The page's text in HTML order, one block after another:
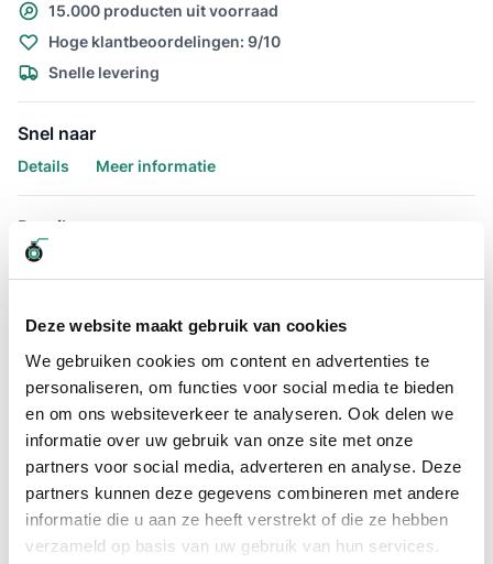
Deze website maakt gebruik van cookies
We gebruiken cookies om content en advertenties te
personaliseren, om functies voor social media te bieden
en om ons websiteverkeer te analyseren. Ook delen we
informatie over uw gebruik van onze site met onze
partners voor social media, adverteren en analyse. Deze
partners kunnen deze gegevens combineren met andere
informatie die u aan ze heeft verstrekt of die ze hebben
verzameld op basis van uw gebruik van hun services.
15.000 producten uit voorraad
Hoge klantbeoordelingen: 9/10
Snelle levering
Snel naar
Details Meer informatie
Details
De Afzuigslang Airprene 125mm /
afzuigen van hetelucht en gassen.
De Afzuigslang Airprene 125mm / 15 meter wordt veel gebruikt
voor het afzuigen van hetelucht, gassen en chemische
dampen. De slang met TPE-buitenwand is voorzien van een
stalen spiraal. Deze is verkrijgbaar in losse meterlengtes tot
een maximale rollengte van 15 meter.
De binnendiameter van de Afzuigslang Airprene 125mm / 15
meter titel varieert vanaf 40mm tot 200mm. Door deze variatie
is de slang in te zetten voor veel verschillende toepassing.